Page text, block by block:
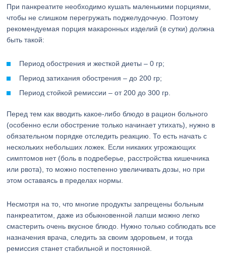
При панкреатите необходимо кушать маленькими порциями,
чтобы не слишком перегружать поджелудочную. Поэтому
рекомендуемая порция макаронных изделий (в сутки) должна
быть такой:
Период обострения и жесткой диеты – 0 гр;
Период затихания обострения – до 200 гр;
Период стойкой ремиссии – от 200 до 300 гр.
Перед тем как вводить какое-либо блюдо в рацион больного
(особенно если обострение только начинает утихать), нужно в
обязательном порядке отследить реакцию. То есть начать с
нескольких небольших ложек. Если никаких угрожающих
симптомов нет (боль в подреберье, расстройства кишечника
или рвота), то можно постепенно увеличивать дозы, но при
этом оставаясь в пределах нормы.
Несмотря на то, что многие продукты запрещены больным
панкреатитом, даже из обыкновенной лапши можно легко
смастерить очень вкусное блюдо. Нужно только соблюдать все
назначения врача, следить за своим здоровьем, и тогда
ремиссия станет стабильной и постоянной.